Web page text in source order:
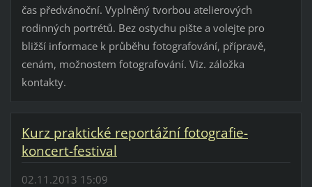
čas předvánoční. Vyplněný tvorbou atelierových
rodinných portrétů. Bez ostychu pište a volejte pro
bližší informace k průběhu fotografování, přípravě,
cenám, možnostem fotografování. Viz. záložka
kontakty.
Kurz praktické reportážní fotografie-
koncert-festival
02.11.2013 15:09